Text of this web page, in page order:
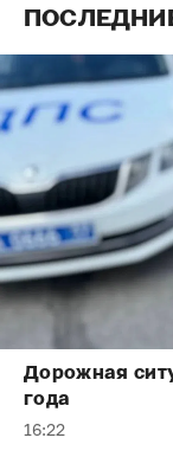
Дорожная
года
16:22